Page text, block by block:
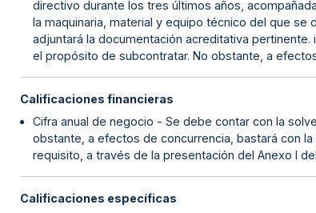
directivo durante los tres últimos años,
la maquinaria, material y equipo técnico del que
adjuntará la documentación acreditativa
el propósito de subcontratar. No obstante, a
Calificaciones financieras
Cifra anual de negocio - Se debe contar con la
obstante, a efectos de concurrencia, bastará con
requisito, a través de la presentación del Anexo I
Calificaciones específicas